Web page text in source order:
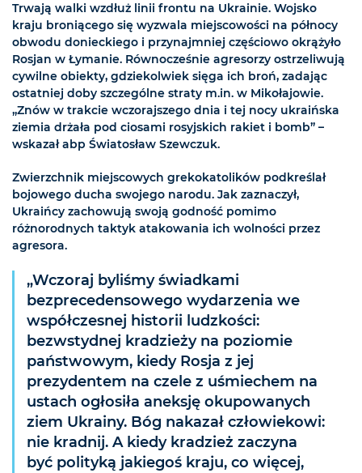
Trwają walki wzdłuż linii frontu na Ukrainie. Wojsko
kraju broniącego się wyzwala miejscowości na północy
obwodu donieckiego i przynajmniej częściowo okrążyło
Rosjan w Łymanie. Równocześnie agresorzy ostrzeliwują
cywilne obiekty, gdziekolwiek sięga ich broń, zadając
ostatniej doby szczególne straty m.in. w Mikołajowie.
„Znów w trakcie wczorajszego dnia i tej nocy ukraińska
ziemia drżała pod ciosami rosyjskich rakiet i bomb” –
wskazał abp Światosław Szewczuk.
Zwierzchnik miejscowych grekokatolików podkreślał
bojowego ducha swojego narodu. Jak zaznaczył,
Ukraińcy zachowują swoją godność pomimo
różnorodnych taktyk atakowania ich wolności przez
agresora.
„Wczoraj byliśmy świadkami
bezprecedensowego wydarzenia we
współczesnej historii ludzkości:
bezwstydnej kradzieży na poziomie
państwowym, kiedy Rosja z jej
prezydentem na czele z uśmiechem na
ustach ogłosiła aneksję okupowanych
ziem Ukrainy. Bóg nakazał człowiekowi:
nie kradnij. A kiedy kradzież zaczyna
być polityką jakiegoś kraju, co więcej,